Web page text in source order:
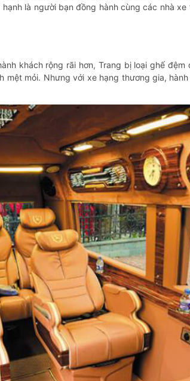
hạnh là người bạn đồng hành cùng các nhà
khách rộng rãi hơn, Trang bị loại ghế
mỏi. Nhưng với xe hạng thương gia,